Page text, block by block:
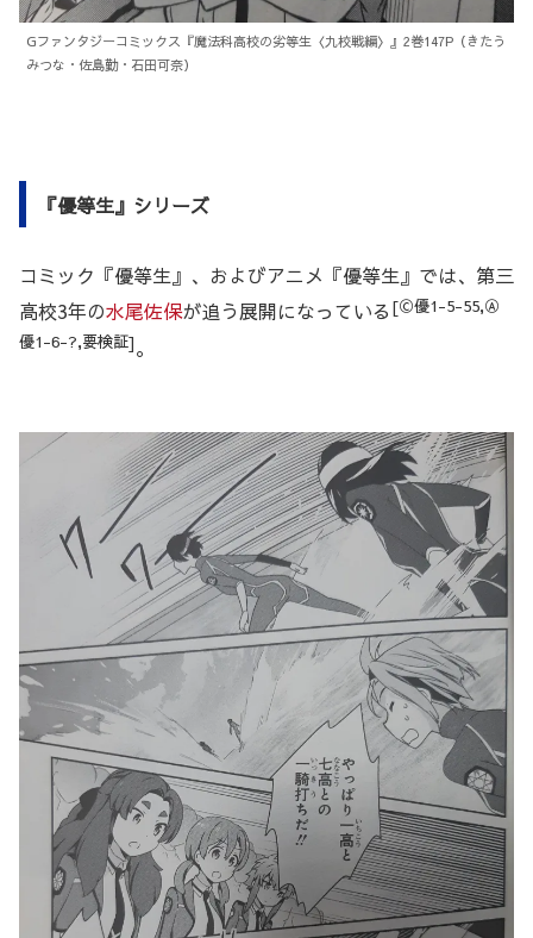
Gファンタジーコミックス『魔法科高校の劣等生〈九校戦編〉』2巻147P（きたう
みつな・佐島勤・石田可奈）
『優等生』シリーズ
コミック『優等生』、およびアニメ『優等生』では、第三
高校3年の水尾佐保が追う展開になっている [Ⓒ優1-5-55,Ⓐ
優1-6-?,要検証]。